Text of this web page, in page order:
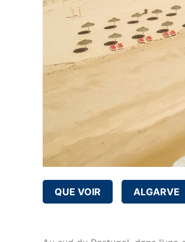
QUE VOIR ALGARVE